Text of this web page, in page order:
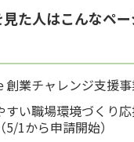
た人はこんなペ
創業チャレンジ支援
すい職場環境づくり
1から申請開始）